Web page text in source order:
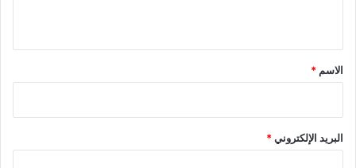
*
الاسم *
البريد الإلكتروني*